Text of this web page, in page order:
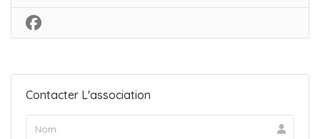
Contacter L'association